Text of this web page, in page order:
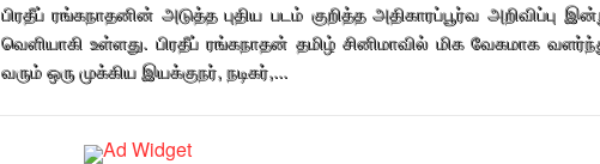
பிரதீப் ரங்கநாதனின் அடுத்த புதிய படம் குறித்த அதிகாரப்பூர்வ அறிவிப்பு
வெளியாகி உள்ளது. பிரதீப் ரங்கநாதன் தமிழ் சினிமாவில் மிக வேகமாக
வரும் ஒரு முக்கிய இயக்குநர், நடிகர்,...